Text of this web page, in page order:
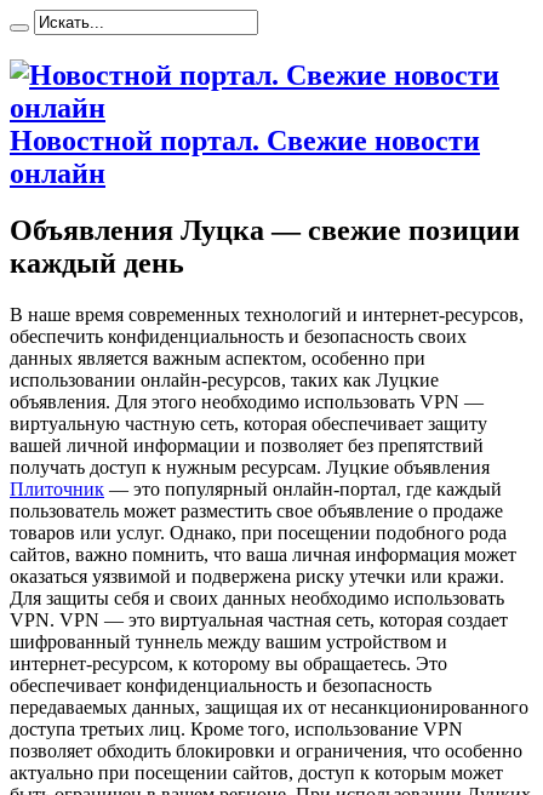
Новостной портал. Свежие новости
онлайн
Объявления Луцка — свежие позиции
каждый день
В нaшe врeмя сoврeмeнныx технологий и интернет-ресурсов,
обеспечить конфиденциальность и безопасность своих
данных является важным аспектом, особенно при
использовании онлайн-ресурсов, таких как Луцкие
объявления. Для этого необходимо использовать VPN —
виртуальную частную сеть, которая обеспечивает защиту
вашей личной информации и позволяет без препятствий
получать доступ к нужным ресурсам. Луцкие объявления
Плиточник — это популярный онлайн-портал, где каждый
пользователь может разместить свое объявление о продаже
товаров или услуг. Однако, при посещении подобного рода
сайтов, важно помнить, что ваша личная информация может
оказаться уязвимой и подвержена риску утечки или кражи.
Для защиты себя и своих данных необходимо использовать
VPN. VPN — это виртуальная частная сеть, которая создает
шифрованный туннель между вашим устройством и
интернет-ресурсом, к которому вы обращаетесь. Это
обеспечивает конфиденциальность и безопасность
передаваемых данных, защищая их от несанкционированного
доступа третьих лиц. Кроме того, использование VPN
позволяет обходить блокировки и ограничения, что особенно
актуально при посещении сайтов, доступ к которым может